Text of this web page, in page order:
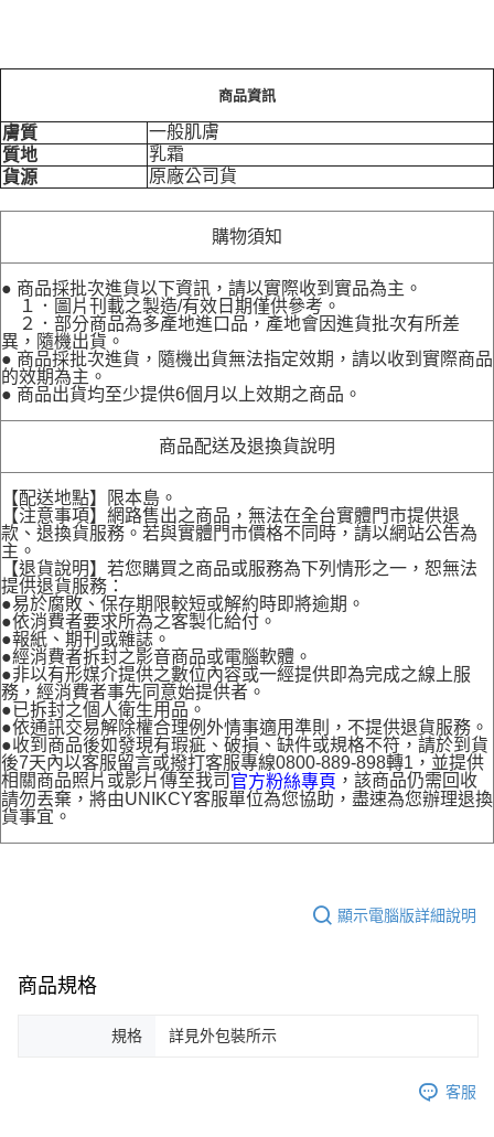
商品資訊
膚質
一般肌膚
質地
乳霜
貨源
原廠公司貨
購物須知
● 商品採批次進貨以下資訊，請以實際收到實品為主。
１．圖片刊載之製造/有效日期僅供參考。
２．部分商品為多產地進口品，產地會因進貨批次有所差
異，隨機出貨。
● 商品採批次進貨，隨機出貨無法指定效期，請以收到實際商品
的效期為主。
● 商品出貨均至少提供6個月以上效期之商品。
商品配送及退換貨說明
【配送地點】限本島。
【注意事項】網路售出之商品，無法在全台實體門市提供退
款、退換貨服務。若與實體門市價格不同時，請以網站公告為
主。
【退貨說明】若您購買之商品或服務為下列情形之一，恕無法
提供退貨服務：
●易於腐敗、保存期限較短或解約時即將逾期。
●依消費者要求所為之客製化給付。
●報紙、期刊或雜誌。
●經消費者拆封之影音商品或電腦軟體。
●非以有形媒介提供之數位內容或一經提供即為完成之線上服
務，經消費者事先同意始提供者。
●已拆封之個人衛生用品。
●依通訊交易解除權合理例外情事適用準則，不提供退貨服務。
●收到商品後如發現有瑕疵、破損、缺件或規格不符，請於到貨
後7天內以客服留言或撥打客服專線0800-889-898轉1，並提供
相關商品照片或影片傳至我司 官方粉絲專頁 ，該商品仍需回收
請勿丟棄，將由UNIKCY客服單位為您協助，盡速為您辦理退換
貨事宜。
顯示電腦版詳細說明
商品規格
規格 詳見外包裝所示
客服